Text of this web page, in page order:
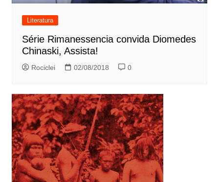
Literatura
Série Rimanessencia convida Diomedes
Chinaski, Assista!
Rociclei 02/08/2018 0